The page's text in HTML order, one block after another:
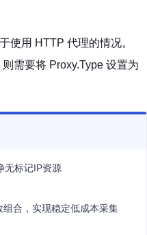
用 HTTP 代理的情况。
需要将 Proxy.Type 设置为
无标记IP资源
合，实现稳定低成本采集